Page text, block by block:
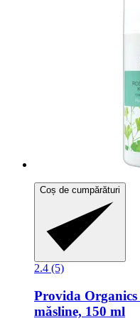
Coș de cumpărături
2.4 (5)
Provida Organics
măsline, 150 ml